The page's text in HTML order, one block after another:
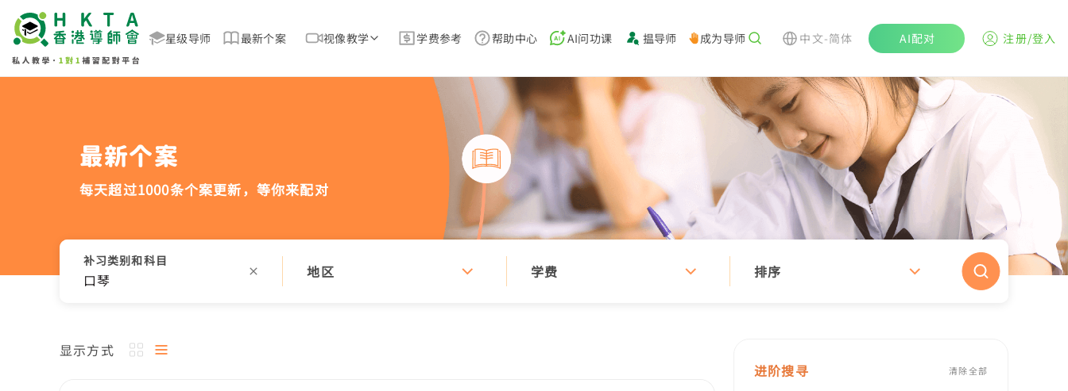
星级导师 最新个案 视像教学 学费参考 帮助中心 AI问功课 揾导师 成为导师 中文-简体 AI配对 注册/登入
最新个案
每天超过1000条个案更新， 等你来配对
补习类别和科目
口琴 地区 学费 排序
显示方式
进阶搜寻 清除全部